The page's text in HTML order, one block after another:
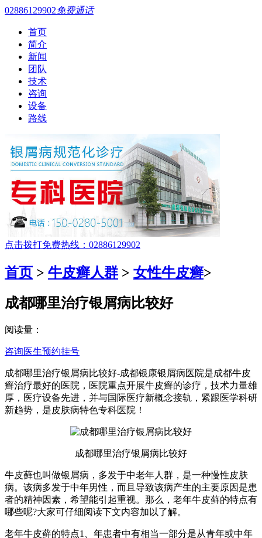
02886129902免费通话
首页
简介
新闻
团队
技术
咨询
设备
路线
点击拨打免费热线：02886129902
首页 > 牛皮癣人群 > 女性牛皮癣>
成都哪里治疗银屑病比较好
阅读量：
咨询医生预约挂号
成都哪里治疗银屑病比较好-成都银康银屑病医院是成都牛皮
癣治疗最好的医院，医院重点开展牛皮癣的诊疗，技术力量雄
厚，医疗设备先进，并与国际医疗新概念接轨，紧跟医学科研
新趋势，是皮肤病特色专科医院！
成都哪里治疗银屑病比较好
牛皮藓也叫做银屑病，多发于中老年人群，是一种慢性皮肤
病。该病多发于中年男性，而且导致该病产生的主要原因是患
者的精神因素，希望能引起重视。那么，老年牛皮藓的特点有
哪些呢?大家可仔细阅读下文内容加以了解。
老年牛皮藓的特点1、年患者中有相当一部分是从青年或中年